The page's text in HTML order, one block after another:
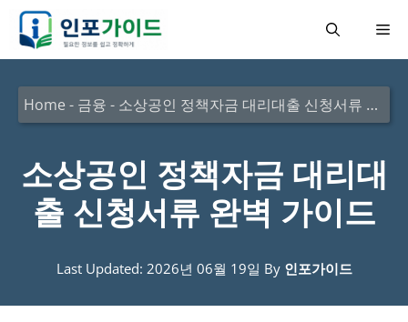
메
Home - 금융 - 소상공인 정책자금 대리대출 신청서류 완벽 가이드
소상공인 정책자금 대리대
출 신청서류 완벽 가이드
Last Updated: 2026년 06월 19일 By 인포가이드